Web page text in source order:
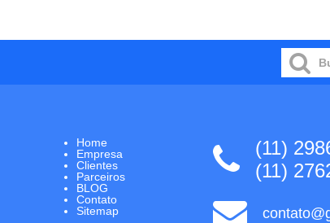
Home
Empresa
Clientes
Parceiros
BLOG
Contato
Sitemap
(11)
(11)